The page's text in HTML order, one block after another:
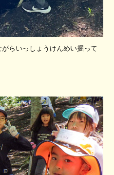
らいっしょうけんめい掘って